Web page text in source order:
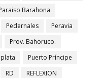
Barahona
Pedernales
Peravia
Prov. Bahoruco.
Puerto Príncipe
RD
REFLEXION